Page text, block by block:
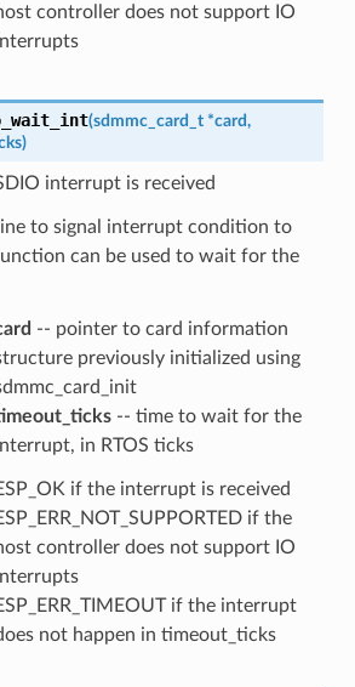
controller does not support IO
(sdmmc_card_t *card,
)
interrupt is received
to signal interrupt condition to
can be used to wait for the
-- pointer to card information
previously initialized using
-- time to wait for the
in RTOS ticks
if the interrupt is received
if the
controller does not support IO
if the interrupt
not happen in timeout_ticks